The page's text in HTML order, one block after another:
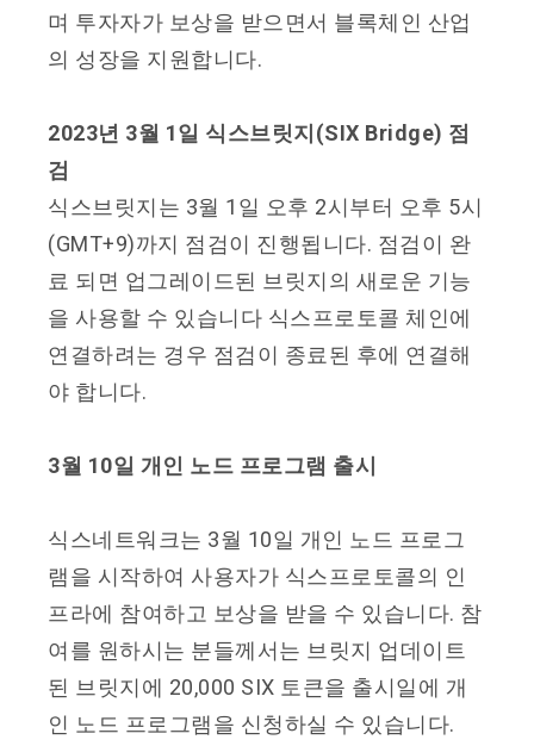
며 투자자가 보상을 받으면서 블록체인 산업
의 성장을 지원합니다.
2023년 3월 1일 식스브릿지(SIX Bridge) 점
검
식스브릿지는 3월 1일 오후 2시부터 오후 5시
(GMT+9)까지 점검이 진행됩니다. 점검이 완
료 되면 업그레이드된 브릿지의 새로운 기능
을 사용할 수 있습니다 식스프로토콜 체인에
연결하려는 경우 점검이 종료된 후에 연결해
야 합니다.
3월 10일 개인 노드 프로그램 출시
식스네트워크는 3월 10일 개인 노드 프로그
램을 시작하여 사용자가 식스프로토콜의 인
프라에 참여하고 보상을 받을 수 있습니다. 참
여를 원하시는 분들께서는 브릿지 업데이트
된 브릿지에 20,000 SIX 토큰을 출시일에 개
인 노드 프로그램을 신청하실 수 있습니다.